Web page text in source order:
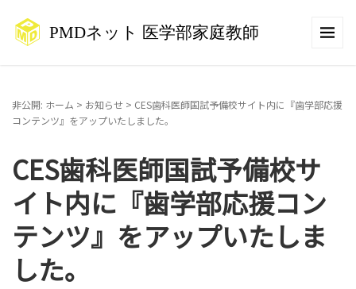
非公開: ホーム > お知らせ > CES歯科医師国試予備校サイト内に『歯学部応援
コンテンツ』をアップいたしました。
CES歯科医師国試予備校サ
イト内に『歯学部応援コン
テンツ』をアップいたしま
した。